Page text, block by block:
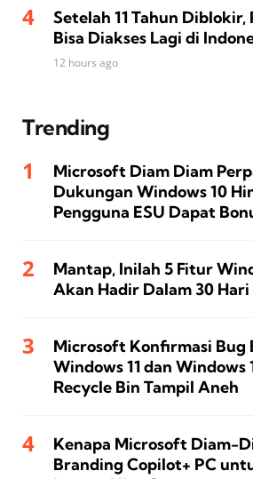
Setelah 11 Tahun
Bisa Diakses Lagi di
12 hours ago
Trending
Microsoft Diam Diam
Dukungan Windows 10
Pengguna ESU Dapat
Mantap, Inilah 5 Fitur
Akan Hadir Dalam 30 Hari
Microsoft Konfirmasi Bug
Windows 11 dan Windows
Recycle Bin Tampil Aneh
Kenapa Microsoft Diam-
Branding Copilot+ PC